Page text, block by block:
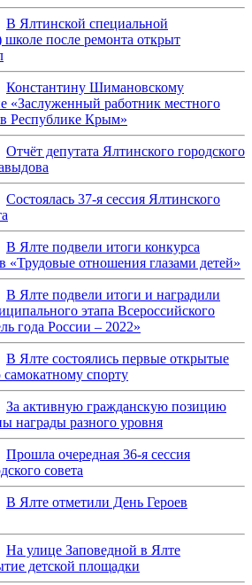
В Ялтинской специальной
после ремонта открыт
Константину Шимановскому
«Заслуженный работник местного
Республике Крым»
Отчёт депутата Ялтинского городского
Состоялась 37-я сессия Ялтинского
В Ялте подвели итоги конкурса
«Трудовые отношения глазами детей»
В Ялте подвели итоги и наградили
этапа Всероссийского
года России – 2022»
В Ялте состоялись первые открытые
спорту
За активную гражданскую позицию
награды разного уровня
Прошла очередная 36-я сессия
совета
В Ялте отметили День Героев
На улице Заповедной в Ялте
детской площадки